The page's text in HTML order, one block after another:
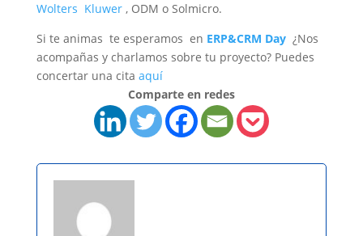
Wolters Kluwer, ODM o Solmicro.
Si te animas te esperamos en ERP&CRM Day¿Nos
acompañas y charlamos sobre tu proyecto? Puedes
concertar una cita aquí
Comparte en redes